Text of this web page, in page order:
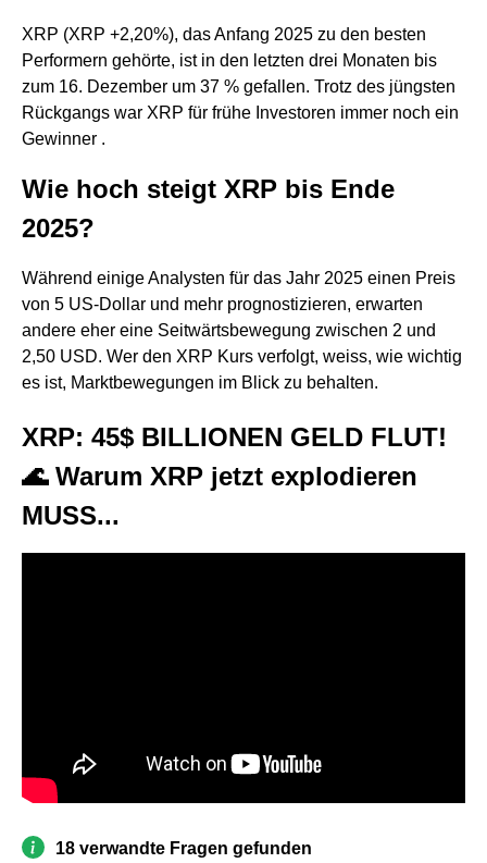
XRP (XRP +2,20%), das Anfang 2025 zu den besten
Performern gehörte, ist in den letzten drei Monaten bis
zum 16. Dezember um 37 % gefallen. Trotz des jüngsten
Rückgangs war XRP für frühe Investoren immer noch ein
Gewinner .
Wie hoch steigt XRP bis Ende
2025?
Während einige Analysten für das Jahr 2025 einen Preis
von 5 US-Dollar und mehr prognostizieren, erwarten
andere eher eine Seitwärtsbewegung zwischen 2 und
2,50 USD. Wer den XRP Kurs verfolgt, weiss, wie wichtig
es ist, Marktbewegungen im Blick zu behalten.
XRP: 45$ BILLIONEN GELD FLUT!
🌊 Warum XRP jetzt explodieren
MUSS...
18 verwandte Fragen gefunden